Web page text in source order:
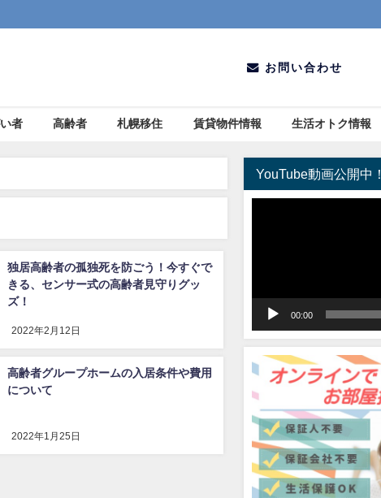
お問い合わせ
者 高齢者 札幌移住 賃貸物件情報 生活オトク情報
独居高齢者の孤独死を防ごう！今すぐで
きる、センサー式の高齢者見守りグッ
ズ！
2022年2月12日
高齢者グループホームの入居条件や費用
について
2022年1月25日
YouTube動画公開中！
00:00